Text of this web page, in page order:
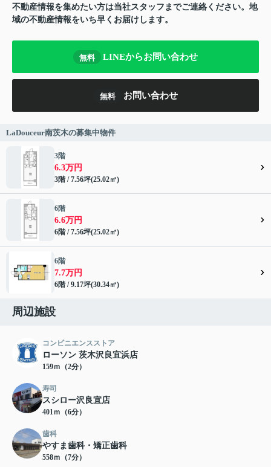
不動産情報を集めたい方は当社スタッフまでご連絡ください。地
域の不動産情報をいち早くお届けします。
無料 LINEからお問い合わせ
無料 お問い合わせ
LaDouceur南茨木の募集中物件
3階
6.3万円
3階 / 7.56坪(25.02㎡)
6階
6.6万円
6階 / 7.56坪(25.02㎡)
6階
7.7万円
6階 / 9.17坪(30.34㎡)
周辺施設
コンビニエンスストア
ローソン 茨木沢良宜浜店
159ｍ（2分）
寿司
スシロー沢良宜店
401ｍ（6分）
歯科
やすま歯科・矯正歯科
558ｍ（7分）